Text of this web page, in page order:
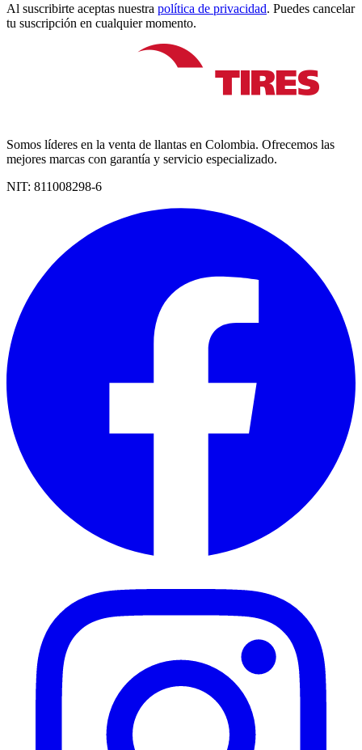
Al suscribirte aceptas nuestra política de privacidad. Puedes cancelar
tu suscripción en cualquier momento.
Somos líderes en la venta de llantas en Colombia. Ofrecemos las
mejores marcas con garantía y servicio especializado.
NIT: 811008298-6